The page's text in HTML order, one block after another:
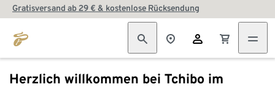
Gratisversand ab 29 € & kostenlose Rücksendung
Herzlich willkommen bei Tchibo im